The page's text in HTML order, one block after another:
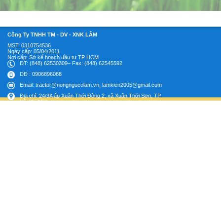
Công Ty TNHH TM - DV - XNK LÂM
MST: 0310754536
Ngày cấp: 05/04/2011
Nợi cấp: Sở kế hoạch đầu tư TP HCM
ĐT: (848) 62530309– Fax: (848) 62545592
DĐ : 0906896088
Email: tractor@nongngucolam.vn, lamkien2005@gmail.com
Địa chỉ: 24/3A ấp Xuân Thới Đông 2, xã Xuân Thới Sơn, TP
Hồ Chí Minh